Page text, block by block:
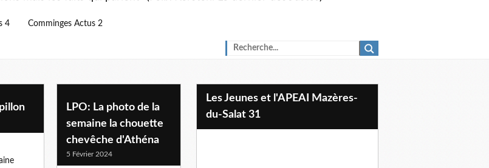
4 Comminges Actus 2
LPO: La photo de la
semaine la chouette
chevêche d'Athéna
5 Février 2024
Les Jeunes et l'APEAI Mazères-
du-Salat 31